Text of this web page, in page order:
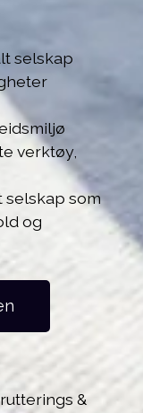
selskap
verktøy,
selskap som
og
&